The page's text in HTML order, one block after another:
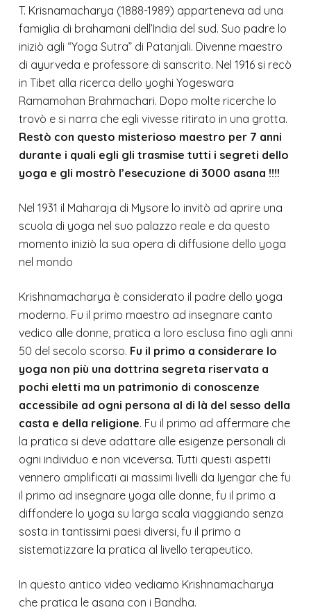
T. Krisnamacharya (1888-1989) apparteneva ad una
famiglia di brahamani dell’India del sud. Suo padre lo
iniziò agli “Yoga Sutra” di Patanjali. Divenne maestro
di ayurveda e professore di sanscrito. Nel 1916 si recò
in Tibet alla ricerca dello yoghi Yogeswara
Ramamohan Brahmachari. Dopo molte ricerche lo
trovò e si narra che egli vivesse ritirato in una grotta.
Restò con questo misterioso maestro per 7 anni
durante i quali egli gli trasmise tutti i segreti dello
yoga e gli mostrò l’esecuzione di 3000 asana !!!!
Nel 1931 il Maharaja di Mysore lo invitò ad aprire una
scuola di yoga nel suo palazzo reale e da questo
momento iniziò la sua opera di diffusione dello yoga
nel mondo
Krishnamacharya è considerato il padre dello yoga
moderno. Fu il primo maestro ad insegnare canto
vedico alle donne, pratica a loro esclusa fino agli anni
50 del secolo scorso. Fu il primo a considerare lo
yoga non più una dottrina segreta riservata a
pochi eletti ma un patrimonio di conoscenze
accessibile ad ogni persona al di là del sesso della
casta e della religione. Fu il primo ad affermare che
la pratica si deve adattare alle esigenze personali di
ogni individuo e non viceversa. Tutti questi aspetti
vennero amplificati ai massimi livelli da Iyengar che fu
il primo ad insegnare yoga alle donne, fu il primo a
diffondere lo yoga su larga scala viaggiando senza
sosta in tantissimi paesi diversi, fu il primo a
sistematizzare la pratica al livello terapeutico.
In questo antico video vediamo Krishnamacharya
che pratica le asana con i Bandha.